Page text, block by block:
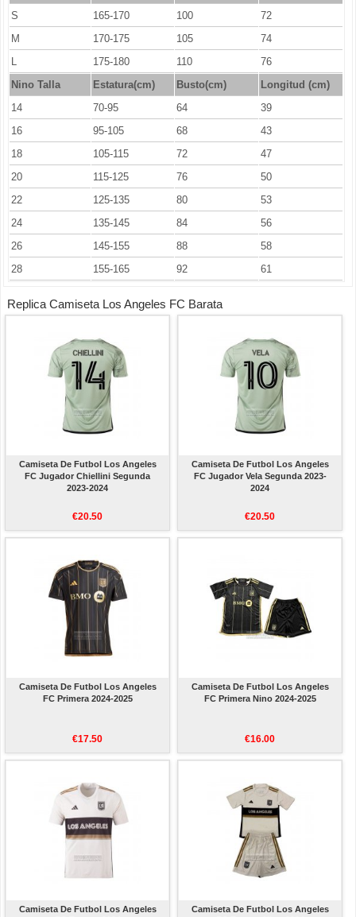
S 165-170 100
72
M
170-175 105
74
L
175-180 110
76
Nino Talla
Estatura(cm) Busto(cm)
Longitud (cm)
14
70-95 64
39
16
95-105 68
43
18
105-115 72
47
20
115-125 76
50
22
125-135 80
53
24
135-145 84
56
26
145-155 88
58
28
155-165 92 61
Replica Camiseta Los Angeles FC Barata
Camiseta De Futbol Los Angeles
FC Jugador Chiellini Segunda
2023-2024
€20.50
Camiseta De Futbol Los Angeles
FC Jugador Vela Segunda 2023-
2024
€20.50
Camiseta De Futbol Los Angeles
FC Primera 2024-2025
€17.50
Camiseta De Futbol Los Angeles
FC Primera Nino 2024-2025
€16.00
Camiseta De Futbol Los Angeles
Camiseta De Futbol Los Angeles